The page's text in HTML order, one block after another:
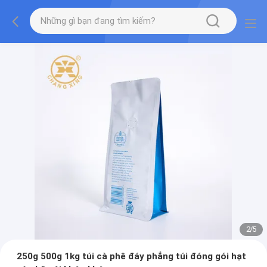
2/5
250g 500g 1kg túi cà phê đáy phẳng túi đóng gói hạt